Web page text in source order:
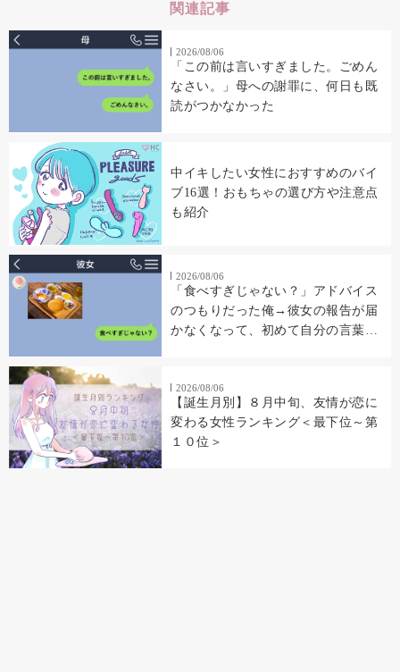
関連記事
2026/08/06
「この前は言いすぎました。ごめん
なさい。」母への謝罪に、何日も既
読がつかなかった
中イキしたい女性におすすめのバイ
ブ16選！おもちゃの選び方や注意点
も紹介
2026/08/06
「食べすぎじゃない？」アドバイス
のつもりだった俺→彼女の報告が届
かなくなって、初めて自分の言葉を
2026/08/06
【誕生月別】８月中旬、友情が恋に
変わる女性ランキング＜最下位～第
１０位＞